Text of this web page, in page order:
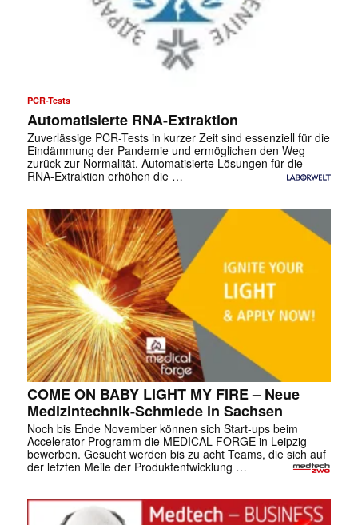
✕
PCR-Tests
Automatisierte RNA-Extraktion
Zuverlässige PCR-Tests in kurzer Zeit sind essenziell für die
Eindämmung der Pandemie und ermöglichen den Weg
zurück zur Normalität. Automatisierte Lösungen für die
RNA-Extraktion erhöhen die …
COME ON BABY LIGHT MY FIRE – Neue
Medizintechnik-Schmiede in Sachsen
Noch bis Ende November können sich Start-ups beim
Accelerator-Programm die MEDICAL FORGE in Leipzig
bewerben. Gesucht werden bis zu acht Teams, die sich auf
der letzten Meile der Produktentwicklung …